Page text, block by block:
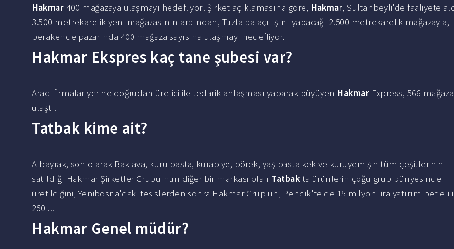
Hakmar 400 mağazaya ulaşmayı hedefliyor! Şirket açıklamasına göre, Hakmar, Sultanbeyli'de faaliyete
3.500 metrekarelik yeni mağazasının ardından, Tuzla'da açılışını yapacağı 2.500 metrekarelik mağazayla,
perakende pazarında 400 mağaza sayısına ulaşmayı hedefliyor.
Hakmar Ekspres kaç tane şubesi var?
Aracı firmalar yerine doğrudan üretici ile tedarik anlaşması yaparak büyüyen Hakmar Express, 566
ulaştı.
Tatbak kime ait?
Albayrak, son olarak Baklava, kuru pasta, kurabiye, börek, yaş pasta kek ve kuruyemişin tüm çeşitlerinin
satıldığı Hakmar Şirketler Grubu'nun diğer bir markası olan Tatbak'ta ürünlerin çoğu grup bünyesinde
üretildiğini, Yenibosna'daki tesislerden sonra Hakmar Grup'un, Pendik'te de 15 milyon lira yatırım bedeli
250 ...
Hakmar Genel müdür?